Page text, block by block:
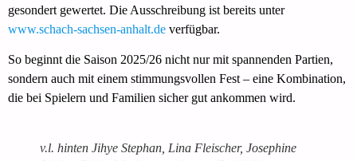
gesondert gewertet. Die Ausschreibung ist bereits unter
www.schach-sachsen-anhalt.de verfügbar.
So beginnt die Saison 2025/26 nicht nur mit spannenden Partien,
sondern auch mit einem stimmungsvollen Fest – eine Kombination,
die bei Spielern und Familien sicher gut ankommen wird.
v.l. hinten Jihye Stephan, Lina Fleischer, Josephine